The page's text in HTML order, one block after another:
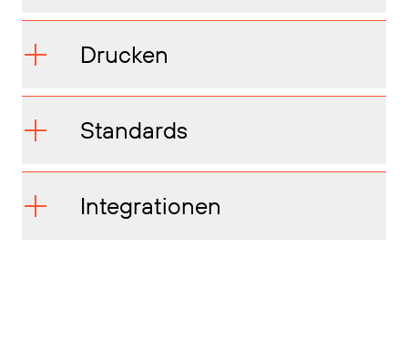
Drucken
Standards
Integrationen